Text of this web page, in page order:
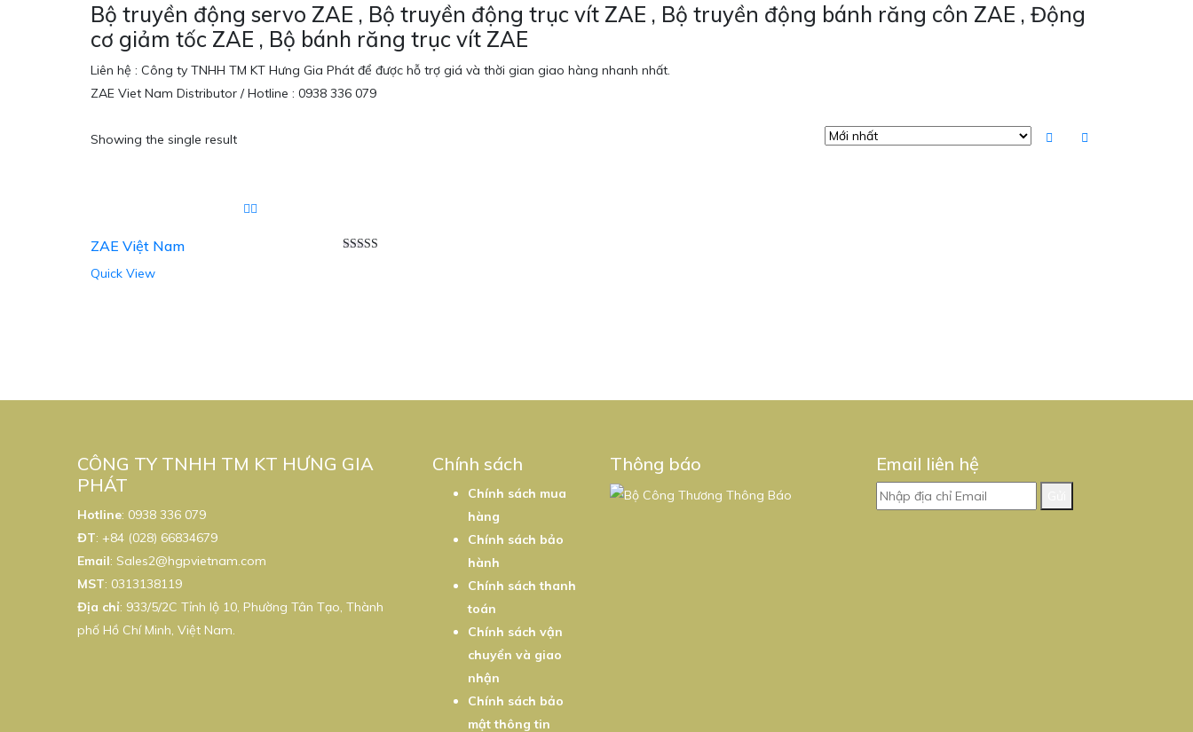
Bộ truyền động servo ZAE , Bộ truyền động trục vít ZAE , Bộ truyền động bánh răng côn ZAE , Động
cơ giảm tốc ZAE , Bộ bánh răng trục vít ZAE
Liên hệ : Công ty TNHH TM KT Hưng Gia Phát để được hỗ trợ giá và thời gian giao hàng nhanh nhất.
ZAE Viet Nam Distributor / Hotline : 0938 336 079
Showing the single result
ZAE Việt Nam
Quick View
CÔNG TY TNHH TM KT HƯNG GIA
PHÁT
Hotline: 0938 336 079
ĐT: +84 (028) 66834679
Email: Sales2@hgpvietnam.com
MST: 0313138119
Địa chỉ: 933/5/2C Tỉnh lộ 10, Phường Tân Tạo, Thành
phố Hồ Chí Minh, Việt Nam.
Chính sách
Chính sách mua
hàng
Chính sách bảo
hành
Chính sách thanh
toán
Chính sách vận
chuyển và giao
nhận
Chính sách bảo
mật thông tin
Thông báo Email liên hệ